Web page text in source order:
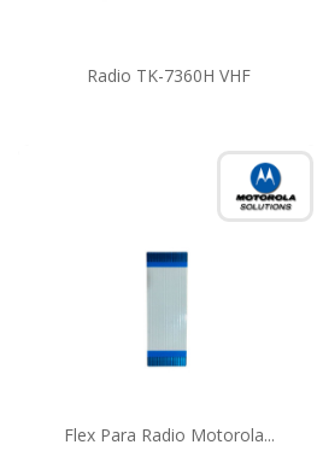
Radio TK-7360H VHF
Flex Para Radio Motorola...